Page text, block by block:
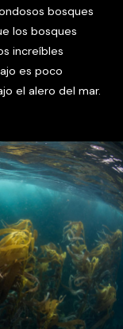
bosques
los bosques
increíbles
es poco
el alero del mar.